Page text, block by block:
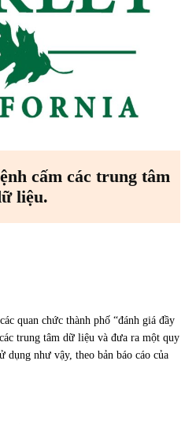
cấm các trung tâm
liệu.
quan chức thành phố “đánh giá đầy
trung tâm dữ liệu và đưa ra một quy
dụng như vậy, theo bản báo cáo của